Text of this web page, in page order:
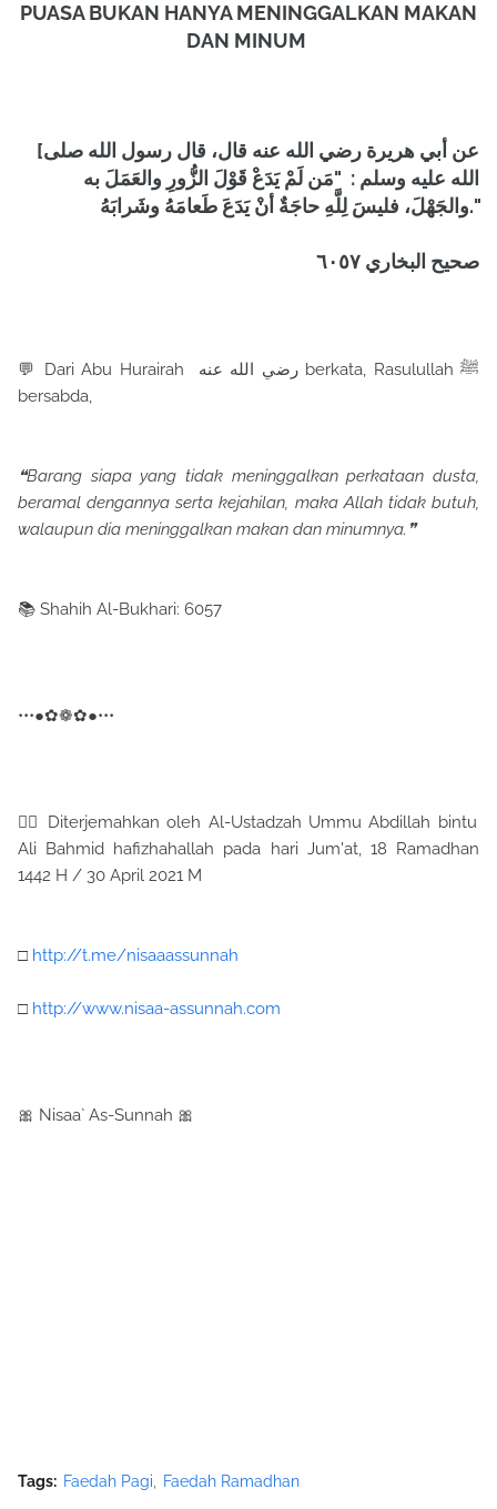
PUASA BUKAN HANYA MENINGGALKAN MAKAN
DAN MINUM
[عن أبي هريرة رضي الله عنه قال، قال رسول الله صلى
الله عليه وسلم : "مَن لَمْ يَدَعْ قَوْلَ الزُّورِ والعَمَلَ به
والجَهْلَ، فليسَ لِلَّهِ حاجَةٌ أنْ يَدَعَ طَعامَهُ وشَرابَهُ."
صحيح البخاري ٦٠٥٧
💬 Dari Abu Hurairah رضي الله عنه berkata, Rasulullah ﷺ
bersabda,
❝Barang siapa yang tidak meninggalkan perkataan dusta,
beramal dengannya serta kejahilan, maka Allah tidak butuh,
walaupun dia meninggalkan makan dan minumnya.❞
📚 Shahih Al-Bukhari: 6057
•••●✿❁✿●•••
✍🏼 Diterjemahkan oleh Al-Ustadzah Ummu Abdillah bintu
Ali Bahmid hafizhahallah pada hari Jum'at, 18 Ramadhan
1442 H / 30 April 2021 M
□ http://t.me/nisaaassunnah
□ http://www.nisaa-assunnah.com
🎀 Nisaa` As-Sunnah 🎀
Tags: Faedah Pagi Faedah Ramadhan